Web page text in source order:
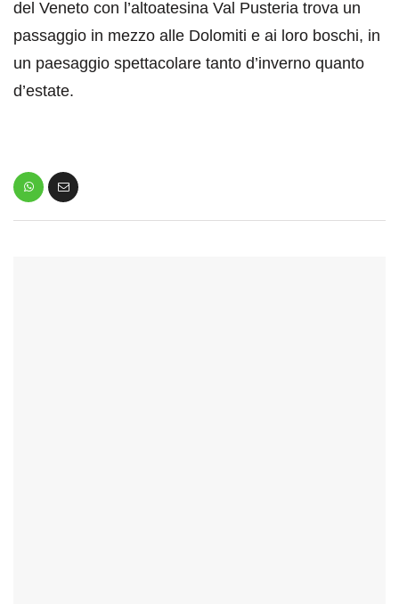
del Veneto con l’altoatesina Val Pusteria trova un
passaggio in mezzo alle Dolomiti e ai loro boschi, in
un paesaggio spettacolare tanto d’inverno quanto
d’estate.